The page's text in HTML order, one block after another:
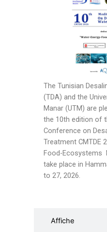
The Tunisian
(TDA) and the
Manar (UTM) are
the 10th edition of
Conference on
Treatment CMTDE
Food-Ecosystems
take place in
to 27, 2026.
Affiche